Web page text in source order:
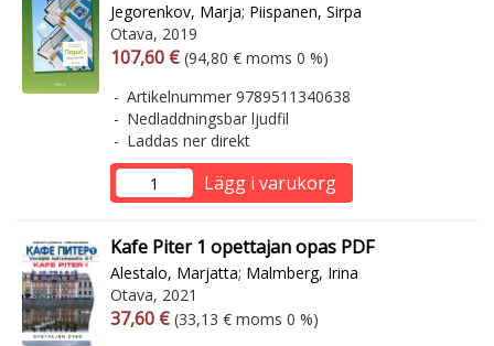
Jegorenkov, Marja; Piispanen, Sirpa
Otava, 2019
Arvonlisäverollinen hinta
107,60 € Arvonlisäveroton hinta
(94,80 € moms 0 %)
Artikelnummer 9789511340638
Nedladdningsbar ljudfil
Laddas ner direkt
Lägg i varukorg
Kafe Piter 1 opettajan opas PDF
Alestalo, Marjatta; Malmberg, Irina
Otava, 2021
Arvonlisäverollinen hinta
37,60 € Arvonlisäveroton hinta
(33,13 € moms 0 %)